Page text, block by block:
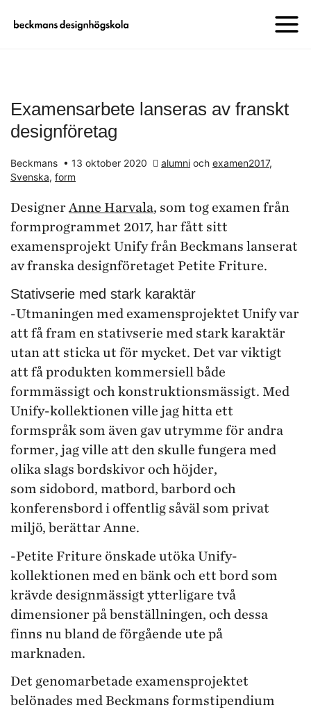
Examensarbete lanseras av franskt
designföretag
Beckmans • 13 oktober 2020 alumni och examen2017,
Svenska, form
DesignerAnne Harvala, som tog examen från
formprogrammet 2017, har fått sitt
examensprojekt Unify från Beckmans lanserat
av franska designföretaget Petite Friture.
Stativserie med stark karaktär
-Utmaningen med examensprojektet Unify var
att få fram en stativserie med stark karaktär
utan att sticka ut för mycket. Det var viktigt
att få produkten kommersiell både
formmässigt och konstruktionsmässigt. Med
Unify-kollektionen ville jag hitta ett
formspråk som även gav utrymme för andra
former, jag ville att den skulle fungera med
olika slags bordskivor och höjder,
som sidobord, matbord, barbord och
konferensbord i offentlig såväl som privat
miljö, berättar Anne.
-Petite Friture önskade utöka Unify-
kollektionen med en bänk och ett bord som
krävde designmässigt ytterligare två
dimensioner på benställningen, och dessa
finns nu bland de förgående ute på
marknaden.
Det genomarbetade examensprojektet
belönades med Beckmans formstipendium